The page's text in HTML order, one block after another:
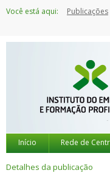
paraVocê está aqui: Publicações
Início Rede de
Detalhes da publicação